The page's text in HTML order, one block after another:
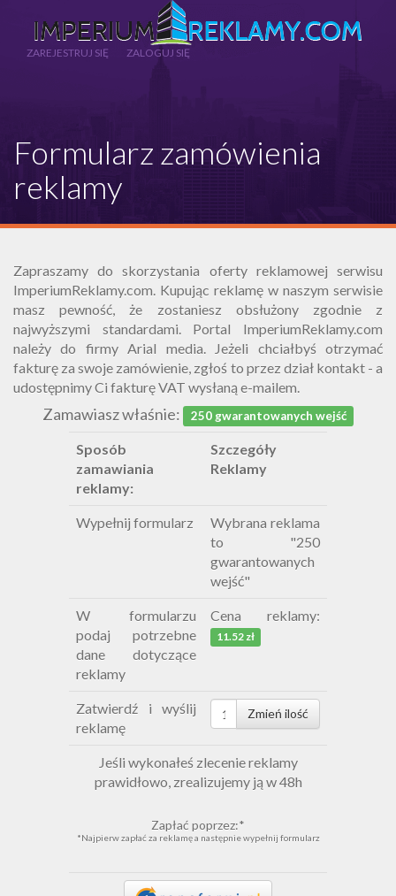
Formularz zamówienia
reklamy
Zapraszamy do skorzystania oferty reklamowej serwisu
ImperiumReklamy.com. Kupując reklamę w naszym serwisie
masz pewność, że zostaniesz obsłużony zgodnie z
najwyższymi standardami. Portal ImperiumReklamy.com
należy do firmy Arial media. Jeżeli chciałbyś otrzymać
fakturę za swoje zamówienie, zgłoś to przez dział kontakt - a
udostępnimy Ci fakturę VAT wysłaną e-mailem.
Zamawiasz właśnie: 250 gwarantowanych wejść
Sposób
zamawiania
reklamy:
Szczegóły
Reklamy
Wypełnij formularz
Wybrana reklama
to "250
gwarantowanych
wejść"
W formularzu
podaj potrzebne
dane dotyczące
reklamy
Cena reklamy:
11.52 zł
Zatwierdź i wyślij
reklamę
Jeśli wykonałeś zlecenie reklamy
prawidłowo, zrealizujemy ją w 48h
Zapłać poprzez:*
*Najpierw zapłać za reklamę a następnie wypełnij formularz